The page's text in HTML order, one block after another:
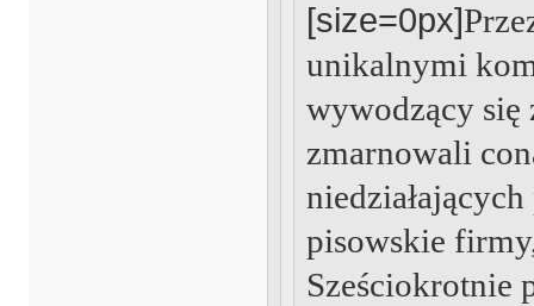
[size=0px]
unikalnymi
wywodzący się
zmarnowali
pisowskie
Sześciokrotnie